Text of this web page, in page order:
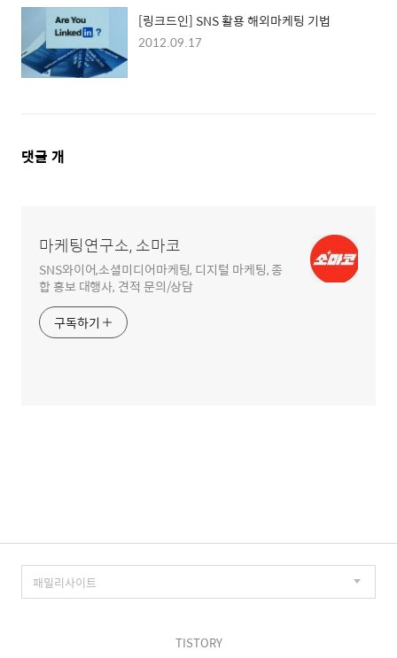
[링크드인] SNS 활용 해외마케팅 기법
2012.09.17
댓
댓글 개
마케팅연구소, 소마코
SNS와이어,소셜미디어마케팅, 디지털 마케팅, 종
합 홍보 대행사, 견적 문의/상담
구독하기
TISTORY